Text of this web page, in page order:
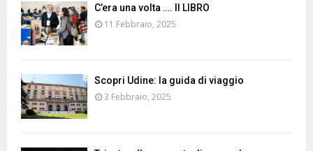
C’era una volta …. Il LIBRO
11 Febbraio, 2025
Scopri Udine: la guida di viaggio
3 Febbraio, 2025